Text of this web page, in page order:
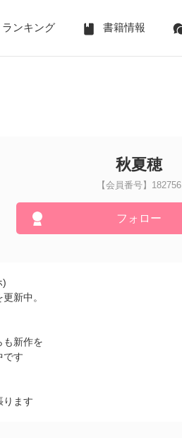
ランキング 書籍情報
秋夏穂
【会員番号】182756
フォロー
)
新中。
も新作を
です
ります